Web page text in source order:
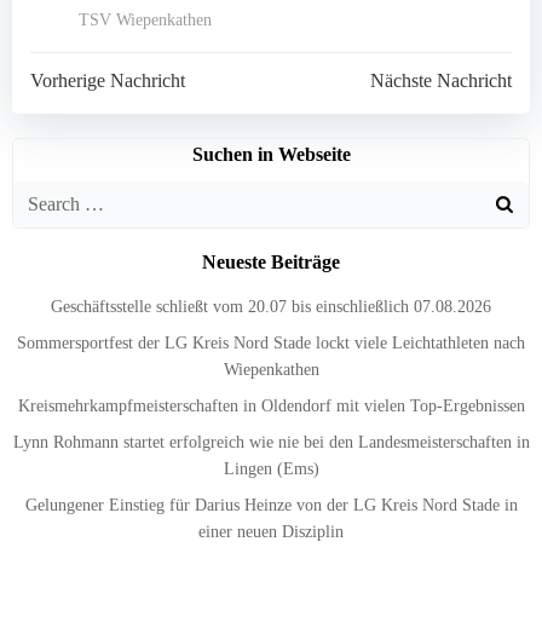
TSV Wiepenkathen
Post
navigation
Vorherige Nachricht
navigation
Nächste Nachricht
Suchen in Webseite
Search
Neueste Beiträge
Geschäftsstelle schließt vom 20.07 bis einschließlich 07.08.2026
Sommersportfest der LG Kreis Nord Stade lockt viele Leichtathleten nach
Wiepenkathen
Kreismehrkampfmeisterschaften in Oldendorf mit vielen Top-Ergebnissen
Lynn Rohmann startet erfolgreich wie nie bei den Landesmeisterschaften in
Lingen (Ems)
Gelungener Einstieg für Darius Heinze von der LG Kreis Nord Stade in
einer neuen Disziplin